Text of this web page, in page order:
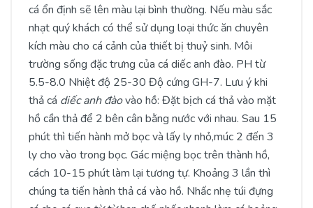
cá ổn định sẽ lên màu lại bình thường. Nếu màu sắc
nhạt quý khách có thể sử dụng loại thức ăn chuyên
kích màu cho cá cảnh của thiết bị thuỷ sinh. Môi
trường sống đặc trưng của cá diếc anh đào. PH từ
5.5-8.0 Nhiệt độ 25-30 Độ cứng GH-7. Lưu ý khi
thả cá diếc anh đàovào hồ: Đặt bịch cá thả vào mặt
hồ cần thả để 2 bên cân bằng nước với nhau. Sau 15
phút thì tiến hành mở bọc và lấy ly nhỏ,múc 2 đến 3
ly cho vào trong bọc. Gác miệng bọc trên thành hồ,
cách 10-15 phút làm lại tương tự. Khoảng 3 lần thì
chúng ta tiến hành thả cá vào hồ. Nhấc nhẹ túi đựng